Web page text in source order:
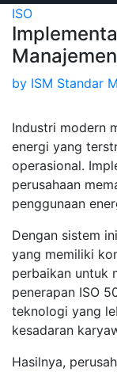
ISO
by ISM Standar
Industri modern
energi yang
operasional.
perusahaan
penggunaan
Dengan sistem
yang memiliki
perbaikan untuk
penerapan ISO
teknologi yang
kesadaran
Hasilnya,